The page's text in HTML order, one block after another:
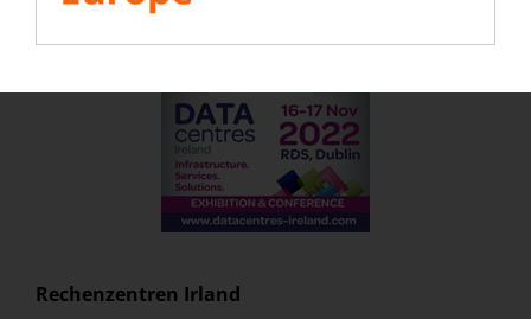
datacenter-magazine.de
Rechenzentren Irland